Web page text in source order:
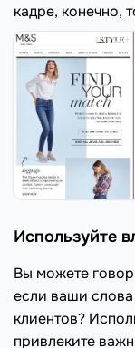
кадре, конечно,
Используйте
Вы можете
если ваши
клиентов?
привлеките